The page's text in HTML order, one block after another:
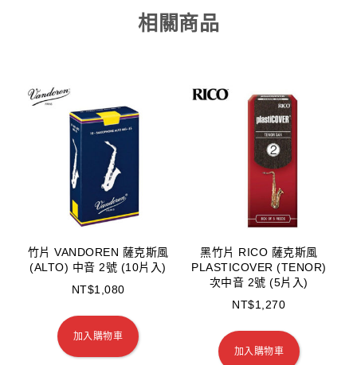
相關商品
竹片 VANDOREN 薩克斯風
(ALTO) 中音 2號 (10片入)
NT$1,080
加入購物車
黑竹片 RICO 薩克斯風
PLASTICOVER (TENOR)
次中音 2號 (5片入)
NT$1,270
加入購物車